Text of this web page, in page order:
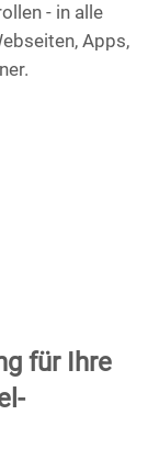
- in alle
Apps,
für Ihre